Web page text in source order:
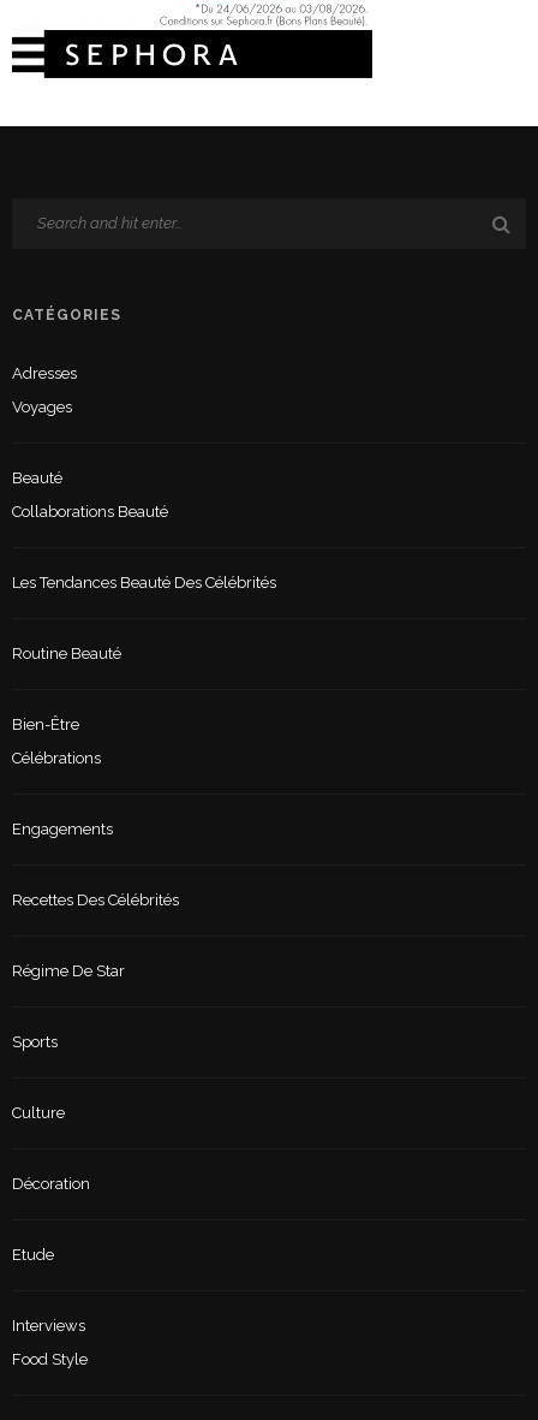
CATÉGORIES
Adresses
Voyages
Beauté
Collaborations Beauté
Les Tendances Beauté Des Célébrités
Routine Beauté
Bien-Être
Célébrations
Engagements
Recettes Des Célébrités
Régime De Star
Sports
Culture
Décoration
Etude
Interviews
Food Style